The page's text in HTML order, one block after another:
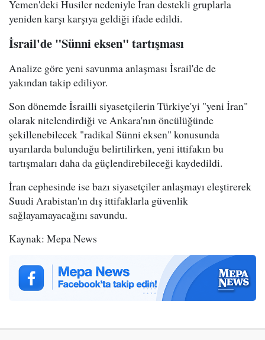
Yemen'deki Husiler nedeniyle İran destekli gruplarla
yeniden karşı karşıya geldiği ifade edildi.
İsrail'de "Sünni eksen" tartışması
Analize göre yeni savunma anlaşması İsrail'de de
yakından takip ediliyor.
Son dönemde İsrailli siyasetçilerin Türkiye'yi "yeni İran"
olarak nitelendirdiği ve Ankara'nın öncülüğünde
şekillenebilecek "radikal Sünni eksen" konusunda
uyarılarda bulunduğu belirtilirken, yeni ittifakın bu
tartışmaları daha da güçlendirebileceği kaydedildi.
İran cephesinde ise bazı siyasetçiler anlaşmayı eleştirerek
Suudi Arabistan'ın dış ittifaklarla güvenlik
sağlayamayacağını savundu.
Kaynak: Mepa News